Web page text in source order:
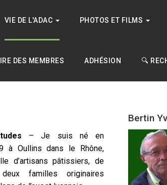
VIE DE L'ADAC PHOTOS ET FILMS
DES MEMBRES ADHÉSION 🔍
– Je suis né en
à Oullins dans le Rhône,
d’artisans pâtissiers, de
familles originaires
Bertin